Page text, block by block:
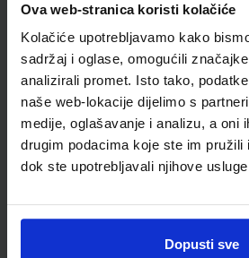
Ova web-stranica koristi kolačiće
Kolačiće upotrebljavamo kako
sadržaj i oglase, omogućili
analizirali promet. Isto tako,
naše web-lokacije dijelimo s
medije, oglašavanje i analizu, a oni
drugim podacima koje ste im pružili
dok ste upotrebljavali njihove
Dopusti sve
Vrsta škole
3
Nastavni predmet
Reg br min
8222